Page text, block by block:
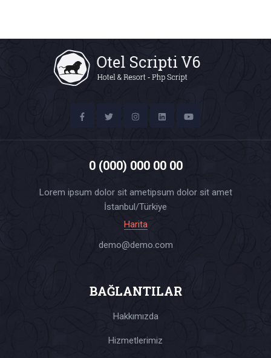
0 (000) 000 00 00
Lorem ipsum dolor sit ametipsum dolor sit amet
İstanbul/Türkiye
Harita
demo@demo.com
BAĞLANTILAR
Hakkımızda
Hizmetlerimiz